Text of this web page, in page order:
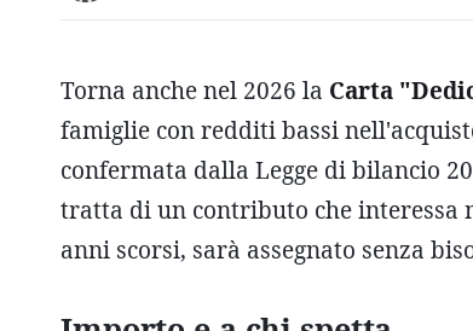
Torna anche nel 2026 la Carta
famiglie con redditi bassi
confermata dalla Legge di bilancio
tratta di un contributo che interessa
anni scorsi, sarà assegnato senza